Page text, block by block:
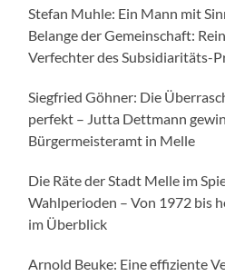
Stefan Muhle: Ein Mann mit
Belange der Gemeinschaft:
Verfechter des Subsidiaritäts-
Siegfried Göhner: Die
perfekt – Jutta Dettmann
Bürgermeisteramt in Melle
Die Räte der Stadt Melle im
Wahlperioden – Von 1972 bis
im Überblick
Arnold Beuke: Eine effiziente